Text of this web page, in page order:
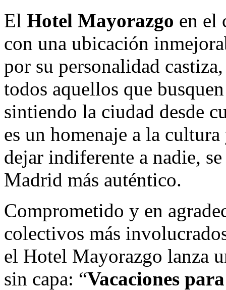
El Hotel Mayorazgo en el
con una ubicación
por su personalidad
todos aquellos que
sintiendo la ciudad desde
es un homenaje a la
dejar indiferente a nadie,
Madrid más auténtico.
Comprometido y en
colectivos más
el Hotel Mayorazgo lanza
sin capa: “Vacaciones